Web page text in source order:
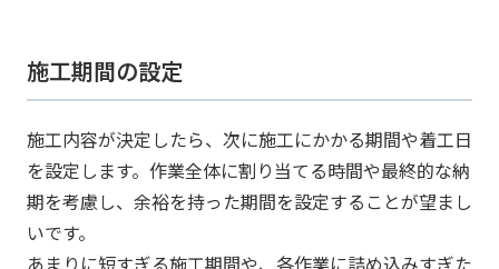
施工期間の設定
施工内容が決定したら、次に施工にかかる期間や着工日
を設定します。作業全体に割り当てる時間や最終的な納
期を考慮し、余裕を持った期間を設定することが望まし
いです。
あまりに短すぎる施工期間や、各作業に詰め込みすぎた